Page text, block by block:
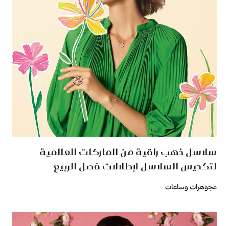
سلاسل ذهب راقية من الماركات العالمية
لتكديس السلاسل لإطلالات فصل الربيع
مجوهرات وساعات